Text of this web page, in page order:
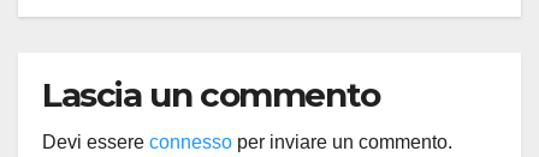
Lascia un commento
Devi essere connesso per inviare un commento.